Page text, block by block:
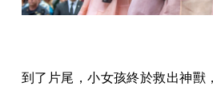
到了片尾，小女孩終於救出神獸